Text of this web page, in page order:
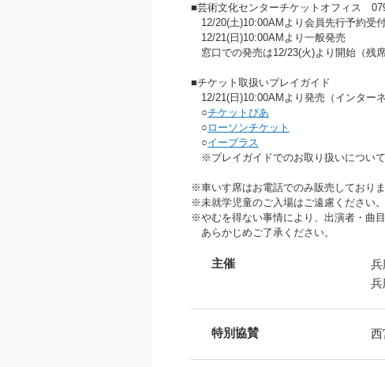
■芸術文化センターチケットオフィス
12/20(土)10:00AMより会員先行予約受
12/21(日)10:00AMより一般発売
窓口での発売は12/23(火)より開始（残席
■チケット取扱いプレイガイド
12/21(日)10:00AMより発売（インターネ
○チケットぴあ
○ ローソンチケット
○イープラス
※プレイガイドでのお取り扱いについて
※車いす席はお電話でのみ販売しておりま
※未就学児童のご入場はご遠慮ください。
※やむを得ない事情により、出演者・曲
あらかじめご了承ください。
主催
兵
兵
特別協賛 西